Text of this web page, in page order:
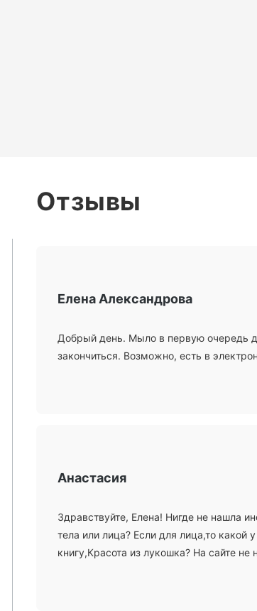
Отзывы
Елена Александрова
Добрый день. Мыло в первую очередь
закончиться. Возможно, есть в
Анастасия
Здравствуйте, Елена! Нигде не нашла
тела или лица? Если для лица,то какой
книгу,Красота из лукошка? На сайте не